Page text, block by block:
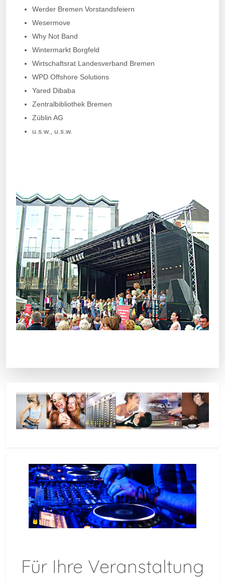
Werder Bremen Vorstandsfeiern
Wesermove
Why Not Band
Wintermarkt Borgfeld
Wirtschaftsrat Landesverband Bremen
WPD Offshore Solutions
Yared Dibaba
Zentralbibliothek Bremen
Züblin AG
u.s.w., u.s.w.
Für Ihre Veranstaltung